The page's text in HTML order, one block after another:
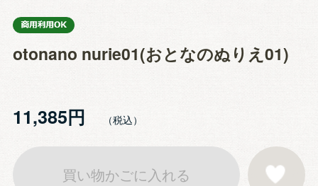
otonano nurie01(おとなのぬりえ01)
11,385円
買い物かごに入れる お気に入りに登